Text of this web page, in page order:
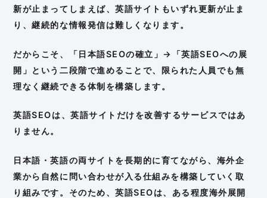
新が止まってしまえば、英語サイトもいずれ更新が止ま
り、継続的な情報発信は難しくなります。
だからこそ、「日本語SEOの確立」→「英語SEOへの展
開」という二段階で進めることで、限られた人員でも無
理なく継続できる体制を構築します。
英語SEOは、英語サイトだけを改善するサービスではあ
りません。
日本語・英語の両サイトを長期的に育てながら、海外企
業から自然に問い合わせが入る仕組みを構築していく取
り組みです。そのため、英語SEOは、ある程度海外展開